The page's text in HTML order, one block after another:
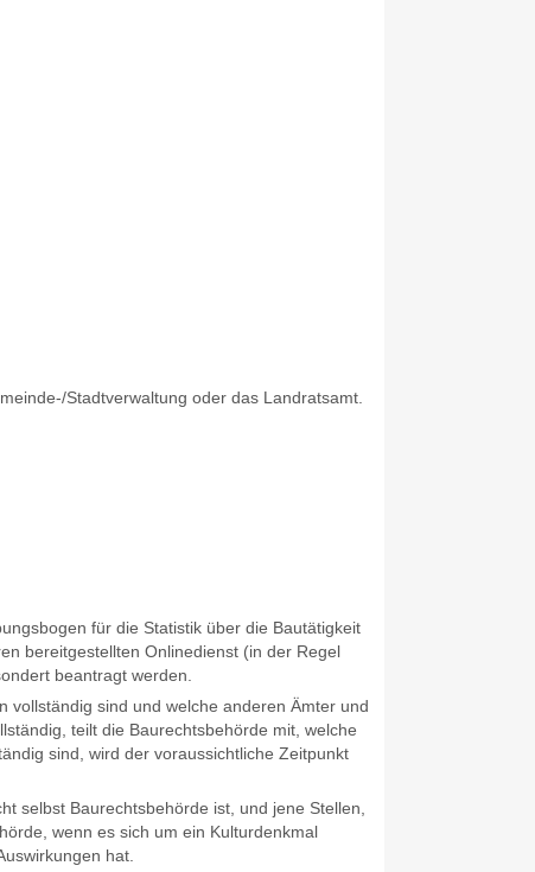
Stadtverwaltung oder das Landratsamt.
für die Statistik über die Bautätigkeit
bereitgestellten Onlinedienst (in der Regel
beantragt werden.
vollständig sind und welche anderen Ämter und
teilt die Baurechtsbehörde mit, welche
sind, wird der voraussichtliche Zeitpunkt
selbst Baurechtsbehörde ist, und jene Stellen,
wenn es sich um ein Kulturdenkmal
hat.